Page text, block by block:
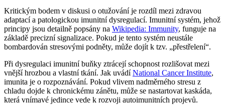
Kritickým bodem v diskusi o otužování je rozdíl mezi zdravou
adaptací a patologickou imunitní dysregulací. Imunitní systém, jehož
principy jsou detailně popsány na Wikipedia: Immunity, funguje na
základě precizní signalizace. Pokud je tento systém neustále
bombardován stresovými podněty, může dojít k tzv. „přestřelení“.
Při dysregulaci imunitní buňky ztrácejí schopnost rozlišovat mezi
vnější hrozbou a vlastní tkání. Jak uvádíNational Cancer Institute,
imunita je o rozpoznávání. Pokud vlivem nadměrného stresu z
chladu dojde k chronickému zánětu, může se nastartovat kaskáda,
která vnímavé jedince vede k rozvoji autoimunitních projevů.